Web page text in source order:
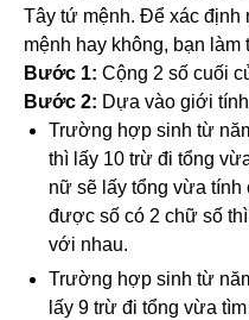
Tây tứ mệnh. Để xác định
mệnh hay không, bạn
Bước 1: Cộng 2 số cuối
Bước 2: Dựa vào giới
Trường hợp sinh từ
thì lấy 10 trừ đi tổng
nữ sẽ lấy tổng vừa tính
được số có 2 chữ số
với nhau.
Trường hợp sinh từ
lấy 9 trừ đi tổng vừa